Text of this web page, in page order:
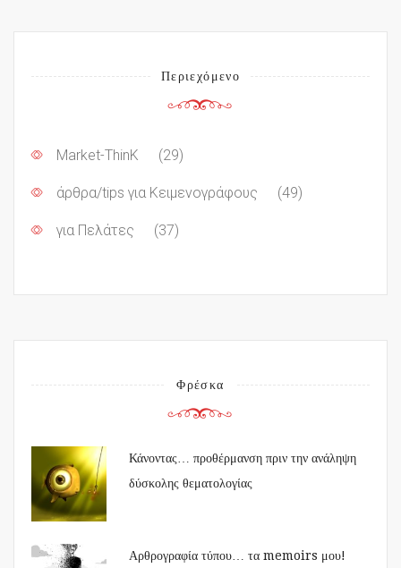
Περιεχόμενο
Market-ThinK (29)
άρθρα/tips για Κειμενογράφους (49)
για Πελάτες (37)
Φρέσκα
Κάνοντας… προθέρμανση πριν την ανάληψη
δύσκολης θεματολογίας
Αρθρογραφία τύπου… τα memoirs μου!